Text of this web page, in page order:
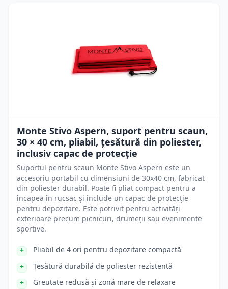
Monte Stivo Aspern, suport pentru scaun,
30 × 40 cm, pliabil, țesătură din poliester,
inclusiv capac de protecție
Suportul pentru scaun Monte Stivo Aspern este un
accesoriu portabil cu dimensiuni de 30x40 cm, fabricat
din poliester durabil. Poate fi pliat compact pentru a
încăpea în rucsac și include un capac de protecție
pentru depozitare. Este potrivit pentru activități
exterioare precum picnicuri, drumeții sau evenimente
sportive.
Pliabil de 4 ori pentru depozitare compactă
Țesătură durabilă de poliester rezistentă
Greutate redusă și zonă mare de relaxare